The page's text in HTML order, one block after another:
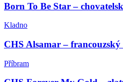
Born To Be Star –
Kladno
CHS Alsamar – francouzský
Příbram